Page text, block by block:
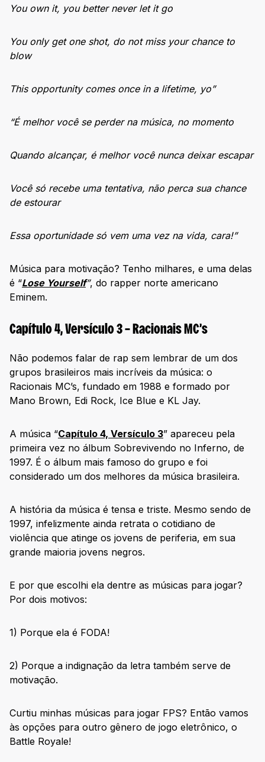
You own it, you better never let it go
You only get one shot, do not miss your chance to
blow
This opportunity comes once in a lifetime, yo”
“É melhor você se perder na música, no momento
Quando alcançar, é melhor você nunca deixar escapar
Você só recebe uma tentativa, não perca sua chance
de estourar
Essa oportunidade só vem uma vez na vida, cara!”
Música para motivação? Tenho milhares, e uma delas
é “Lose Yourself”, do rapper norte americano
Eminem.
Capítulo 4, Versículo 3 – Racionais MC’s
Não podemos falar de rap sem lembrar de um dos
grupos brasileiros mais incríveis da música: o
Racionais MC’s, fundado em 1988 e formado por
Mano Brown, Edi Rock, Ice Blue e KL Jay.
A música “Capítulo 4, Versículo 3” apareceu pela
primeira vez no álbum Sobrevivendo no Inferno, de
1997. É o álbum mais famoso do grupo e foi
considerado um dos melhores da música brasileira.
A história da música é tensa e triste. Mesmo sendo de
1997, infelizmente ainda retrata o cotidiano de
violência que atinge os jovens de periferia, em sua
grande maioria jovens negros.
E por que escolhi ela dentre as músicas para jogar?
Por dois motivos:
1) Porque ela é FODA!
2) Porque a indignação da letra também serve de
motivação.
Curtiu minhas músicas para jogar FPS? Então vamos
às opções para outro gênero de jogo eletrônico, o
Battle Royale!